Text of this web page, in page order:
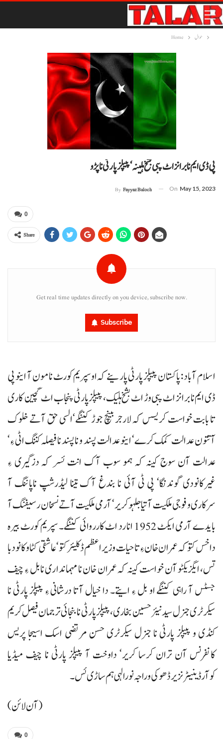
Home حوال
پی ڈی ایم نا برانز اٹ پبی بشخ ہلینہ‘ پیپلزپارٹی نا پڑو
By Fayyaz Baloch On May 15, 2023
0
Share
Get real time updates directly on you device, subscribe now.
Subscribe
اسلام آباد : پاکستان پیپلز پارٹی پارینے کہ او سپریم کورٹ نا مون آ اینو پی
ڈی ایم نا برانز اٹ پبی وڑ اٹ بشخ ہلیک، پیپلزپارٹی پنجاب اٹ گچین کاری
تا بابت خواست کریسس کہ لارجر بینچ جوڑ کننگے‘السی حق آتے خلوک
آتتون عدالت کمک کرے‘ اینو عدالت پسند و ناپسند نا فیصلہ کننگ اٹی ءِ‘
عدالت آن سوج کینہ کہ ہمو سوب آک انت ئسر کہ دزگیری ءِ
غیرکانودی گوندنگا‘ پی ٹی آئی نا بندغ آک تینا لیڈرشپ ناپاننگ آ
سرکاری و فوجی ملکیت آتیا جلہو کریر‘ آرمی ملکیت آتے نسخان رسیفنگ آ
بایدے آرمی ایکٹ 1952 انا رد اٹ کارروائی کننگے۔ سپریم کورٹ بیرہ
داخس کتو کہ عمران خان ءِ تاحیات وزیراعظم ڈکلیئر کتو‘ عاشقی کٹاوکانود با
تس، ایگزیکٹو آن خواست کینہ کہ عمران خان نا مہمانداری نابل ءِ چیف
جسٹس آ راہی کننگے او بل ءِ ایتے۔ دا خیال آتا درشانی ءِ پیپلز پارٹی نا
سیکرٹری جنرل سید نیئر حسین بخاری، پیپلزپارٹی نا بنجائی ترجمان فیصل کریم
کنڈی و پیپلز پارٹی نا جنرل سیکرٹری حسن مرتضی اسک اسیجا پریس
کانفرنس آن تران کرسا کریر‘ داوخت آ پیپلز پارٹی نا چیف میڈیا
کوآرڈینیٹر نزیر ڈھوکی و راجہ نورالہی ہم ساڑی ئس۔
(آن لائن)
0